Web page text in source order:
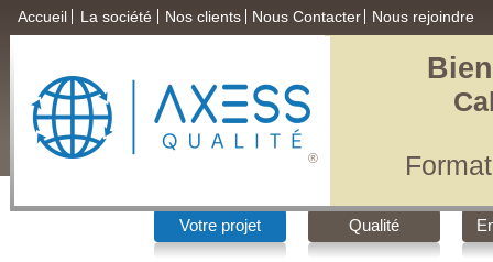
Qualité
Votre projet
Accueil La société Nos clients Nous Contacter Nous rejoindre
®
Qualité ,